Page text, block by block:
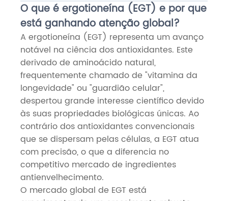
O que é ergotioneína (EGT) e por que
está ganhando atenção global?
A ergotioneína (EGT) representa um avanço
notável na ciência dos antioxidantes. Este
derivado de aminoácido natural,
frequentemente chamado de "vitamina da
longevidade" ou "guardião celular",
despertou grande interesse científico devido
às suas propriedades biológicas únicas. Ao
contrário dos antioxidantes convencionais
que se dispersam pelas células, a EGT atua
com precisão, o que a diferencia no
competitivo mercado de ingredientes
antienvelhecimento.
O mercado global de EGT está